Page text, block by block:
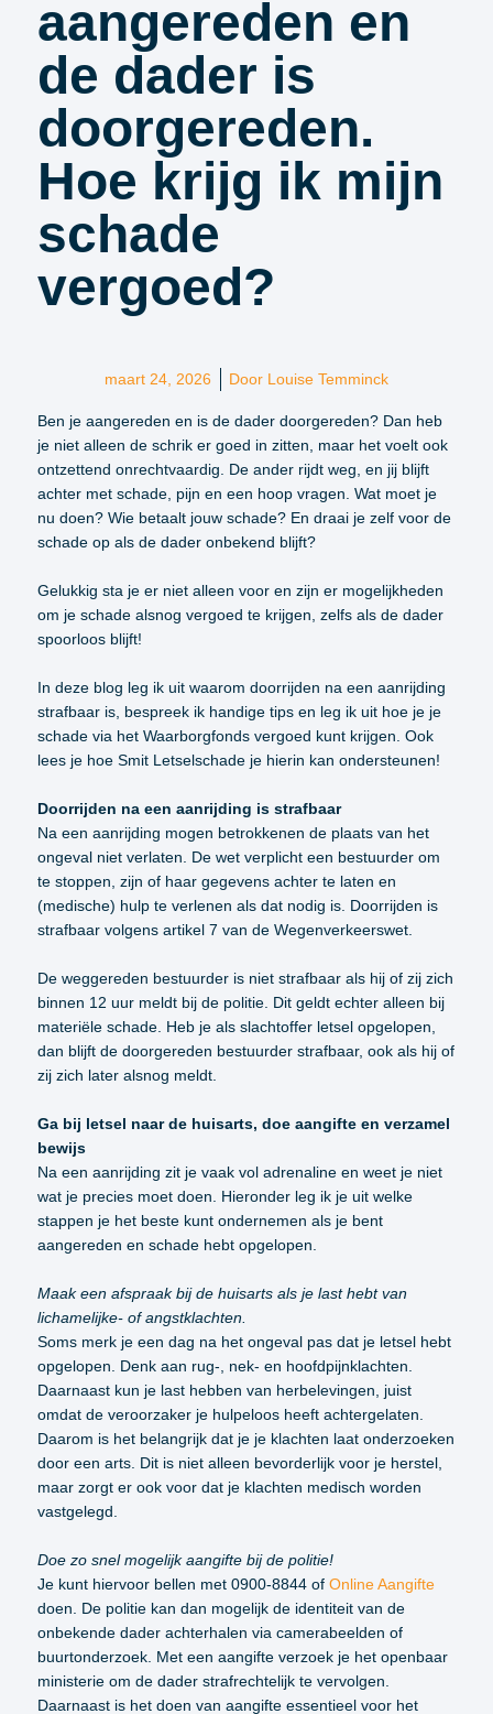
aangereden en
de dader is
doorgereden.
Hoe krijg ik mijn
schade
vergoed?
maart 24, 2026 Door Louise Temminck
Ben je aangereden en is de dader doorgereden? Dan heb
je niet alleen de schrik er goed in zitten, maar het voelt ook
ontzettend onrechtvaardig. De ander rijdt weg, en jij blijft
achter met schade, pijn en een hoop vragen. Wat moet je
nu doen? Wie betaalt jouw schade? En draai je zelf voor de
schade op als de dader onbekend blijft?
Gelukkig sta je er niet alleen voor en zijn er mogelijkheden
om je schade alsnog vergoed te krijgen, zelfs als de dader
spoorloos blijft!
In deze blog leg ik uit waarom doorrijden na een aanrijding
strafbaar is, bespreek ik handige tips en leg ik uit hoe je je
schade via het Waarborgfonds vergoed kunt krijgen. Ook
lees je hoe Smit Letselschade je hierin kan ondersteunen!
Doorrijden na een aanrijding is strafbaar
Na een aanrijding mogen betrokkenen de plaats van het
ongeval niet verlaten. De wet verplicht een bestuurder om
te stoppen, zijn of haar gegevens achter te laten en
(medische) hulp te verlenen als dat nodig is. Doorrijden is
strafbaar volgens artikel 7 van de Wegenverkeerswet.
De weggereden bestuurder is niet strafbaar als hij of zij zich
binnen 12 uur meldt bij de politie. Dit geldt echter alleen bij
materiële schade. Heb je als slachtoffer letsel opgelopen,
dan blijft de doorgereden bestuurder strafbaar, ook als hij of
zij zich later alsnog meldt.
Ga bij letsel naar de huisarts, doe aangifte en verzamel
bewijs
Na een aanrijding zit je vaak vol adrenaline en weet je niet
wat je precies moet doen. Hieronder leg ik je uit welke
stappen je het beste kunt ondernemen als je bent
aangereden en schade hebt opgelopen.
Maak een afspraak bij de huisarts als je last hebt van
lichamelijke- of angstklachten.
Soms merk je een dag na het ongeval pas dat je letsel hebt
opgelopen. Denk aan rug-, nek- en hoofdpijnklachten.
Daarnaast kun je last hebben van herbelevingen, juist
omdat de veroorzaker je hulpeloos heeft achtergelaten.
Daarom is het belangrijk dat je je klachten laat onderzoeken
door een arts. Dit is niet alleen bevorderlijk voor je herstel,
maar zorgt er ook voor dat je klachten medisch worden
vastgelegd.
Doe zo snel mogelijk aangifte bij de politie!
Je kunt hiervoor bellen met 0900-8844 of Online Aangifte
doen. De politie kan dan mogelijk de identiteit van de
onbekende dader achterhalen via camerabeelden of
buurtonderzoek. Met een aangifte verzoek je het openbaar
ministerie om de dader strafrechtelijk te vervolgen.
Daarnaast is het doen van aangifte essentieel voor het